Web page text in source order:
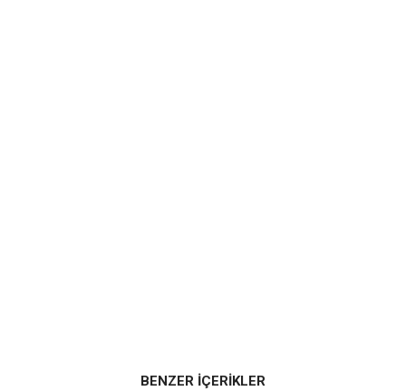
BENZER İÇERİKLER